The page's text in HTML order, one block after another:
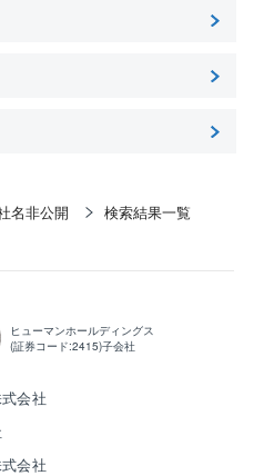
名非公開 検索結果一覧
ヒューマンホールディングス
(証券コード:2415)子会社
会社
会社